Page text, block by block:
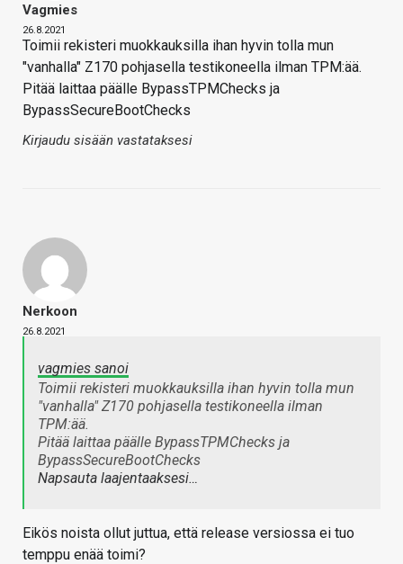
Vagmies
26.8.2021
Toimii rekisteri muokkauksilla ihan hyvin tolla mun
"vanhalla" Z170 pohjasella testikoneella ilman TPM:ää.
Pitää laittaa päälle BypassTPMChecks ja
BypassSecureBootChecks
Kirjaudu sisään vastataksesi
Nerkoon
26.8.2021
vagmies sanoi
Toimii rekisteri muokkauksilla ihan hyvin tolla mun
"vanhalla" Z170 pohjasella testikoneella ilman
TPM:ää.
Pitää laittaa päälle BypassTPMChecks ja
BypassSecureBootChecks
Napsauta laajentaaksesi…
Eikös noista ollut juttua, että release versiossa ei tuo
temppu enää toimi?